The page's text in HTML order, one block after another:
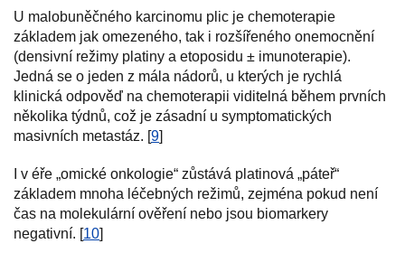
U malobuněčného karcinomu plic je chemoterapie
základem jak omezeného, tak i rozšířeného onemocnění
(densivní režimy platiny a etoposidu ± imunoterapie).
Jedná se o jeden z mála nádorů, u kterých je rychlá
klinická odpověď na chemoterapii viditelná během prvních
několika týdnů, což je zásadní u symptomatických
masivních metastáz. [9]
I v éře „omické onkologie“ zůstává platinová „páteř“
základem mnoha léčebných režimů, zejména pokud není
čas na molekulární ověření nebo jsou biomarkery
negativní. [10]